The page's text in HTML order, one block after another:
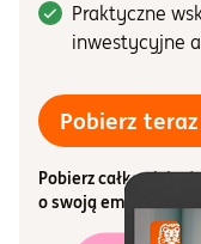
Praktyczne
inwestycyjne
Pobierz
Pobierz całkowicie
o swoją emeryturę!